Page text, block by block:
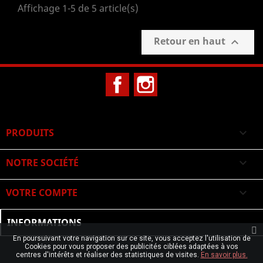
Affichage 1-5 de 5 article(s)
Retour en haut 
Facebook
PRODUITS 
NOTRE SOCIÉTÉ 
VOTRE COMPTE 
INFORMATIONS
En poursuivant votre navigation sur ce site, vous acceptez l'utilisation de
Cookies pour vous proposer des publicités ciblées adaptées à vos
centres d'intérêts et réaliser des statistiques de visites. En savoir plus.